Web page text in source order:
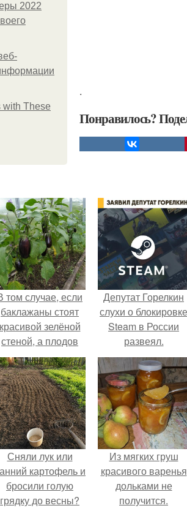
2022
with These
.
Понравилось?
том случае, если
баклажаны стоят
красивой зелёной
стеной, а плодов
почти не видно -
радоваться тут
нечему.
Депутат Горелкин
слухи о блокировке
Steam в России
развеял.
Сняли лук или
картофель и
бросили голую
грядку до весны?
Из мягких груш
красивого варенья
дольками не
получится.